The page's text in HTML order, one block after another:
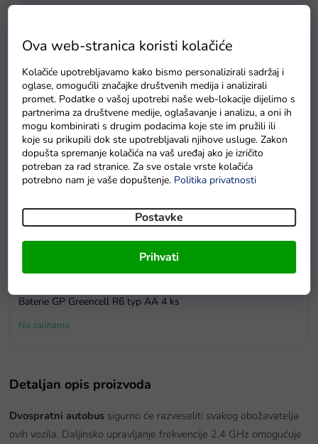
Ova web-stranica koristi kolačiće
Kolačiće upotrebljavamo kako bismo personalizirali sadržaj i
oglase, omogućili značajke društvenih medija i analizirali
promet. Podatke o vašoj upotrebi naše web-lokacije dijelimo s
partnerima za društvene medije, oglašavanje i analizu, a oni ih
mogu kombinirati s drugim podacima koje ste im pružili ili
koje su prikupili dok ste upotrebljavali njihove usluge. Zakon
dopušta spremanje kolačića na vaš uređaj ako je izričito
potreban za rad stranice. Za sve ostale vrste kolačića
potrebno nam je vaše dopuštenje. Politika privatnosti
Postavke
Prihvati
Na zalihama
Baterie GP Greencell R6 typ AA 4 ks
Na zalihama
Detaljan opis proizvoda
Dvospratni autobus sigurno će razveseliti svakog obožavatelja
ovih vozila. Daljinsko upravljanje frekvencije 2,4 GHz omogućuje